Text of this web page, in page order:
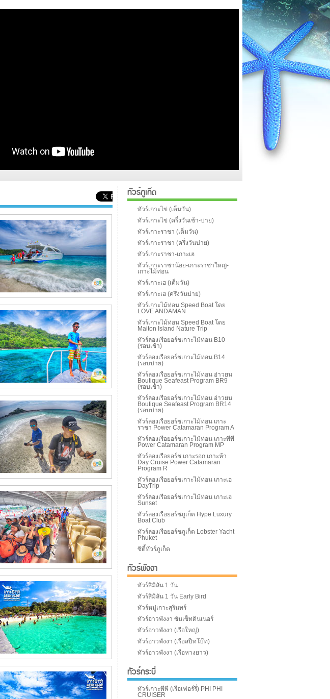
ทัวร์ภูเก็ต
ทัวร์เกาะไข่ (เต็มวัน)
ทัวร์เกาะไข่ (ครึ่งวันเช้า-บ่าย)
ทัวร์เกาะราชา (เต็มวัน)
ทัวร์เกาะราชา (ครึ่งวันบ่าย)
ทัวร์เกาะราชา-เกาะเฮ
ทัวร์เกาะราชาน้อย-เกาะราชาใหญ่-
เกาะไม้ท่อน
ทัวร์เกาะเฮ (เต็มวัน)
ทัวร์เกาะเฮ (ครึ่งวันบ่าย)
ทัวร์เกาะไม้ท่อน Speed Boat โดย
LOVE ANDAMAN
ทัวร์เกาะไม้ท่อน Speed Boat โดย
Maiton Island Nature Trip
ทัวร์ล่องเรือยอร์ชเกาะไม้ท่อน B10
(รอบเช้า)
ทัวร์ล่องเรือยอร์ชเกาะไม้ท่อน B14
(รอบบ่าย)
ทัวร์ล่องเรือยอร์ชเกาะไม้ท่อน อ่าวยน
Boutique Seafeast Program BR9
(รอบเช้า)
ทัวร์ล่องเรือยอร์ชเกาะไม้ท่อน อ่าวยน
Boutique Seafeast Program BR14
(รอบบ่าย)
ทัวร์ล่องเรือยอร์ชเกาะไม้ท่อน เกาะ
ราชา Power Catamaran Program A
ทัวร์ล่องเรือยอร์ชเกาะไม้ท่อน เกาะพีพี
Power Catamaran Program MP
ทัวร์ล่องเรือยอร์ช เกาะรอก เกาะห้า
Day Cruise Power Catamaran
Program R
ทัวร์ล่องเรือยอร์ชเกาะไม้ท่อน เกาะเฮ
DayTrip
ทัวร์ล่องเรือยอร์ชเกาะไม้ท่อน เกาะเฮ
Sunset
ทัวร์ล่องเรือยอร์ชภูเก็ต Hype Luxury
Boat Club
ทัวร์ล่องเรือยอร์ชภูเก็ต Lobster Yacht
Phuket
ซิตี้ทัวร์ภูเก็ต
ทัวร์พังงา
ทัวร์สิมิลัน 1 วัน
ทัวร์สิมิลัน 1 วัน Early Bird
ทัวร์หมู่เกาะสุรินทร์
ทัวร์อ่าวพังงา ซันเซ็ทดินเนอร์
ทัวร์อ่าวพังงา (เรือใหญ่)
ทัวร์อ่าวพังงา (เรือสปีทโบ๊ท)
ทัวร์อ่าวพังงา (เรือหางยาว)
ทัวร์กระบี่
ทัวร์เกาะพีพี (เรือเฟอร์รี่) PHI PHI
CRUISER